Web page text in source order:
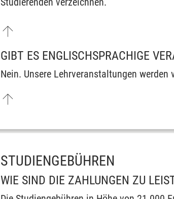
GIBT ES ENGLISCHSPRACHIGE
Nein. Unsere Lehrveranstaltungen
STUDIENGEBÜHREN
WIE SIND DIE ZAHLUNGEN ZU